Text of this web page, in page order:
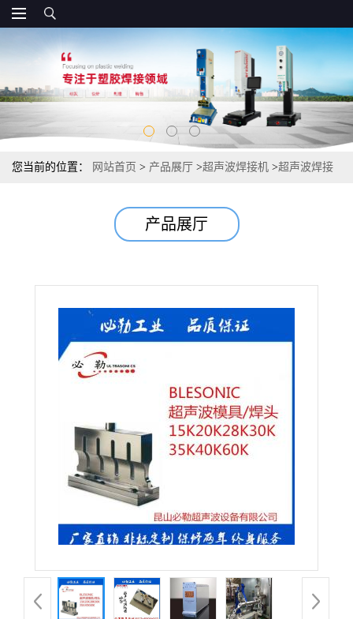
您当前的位置： 网站首页 > 产品展厅 >超声波焊接机 >超声波焊接
产品展厅